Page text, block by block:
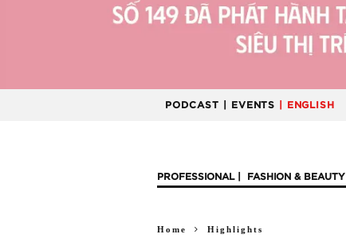
PODCAST | EVENTS | ENGLISH
PROFESSIONAL FASHION & BEAUTY
Home Highlights